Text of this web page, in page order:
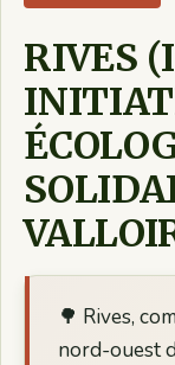
RIVES
🌳 Rives,
nord-ouest